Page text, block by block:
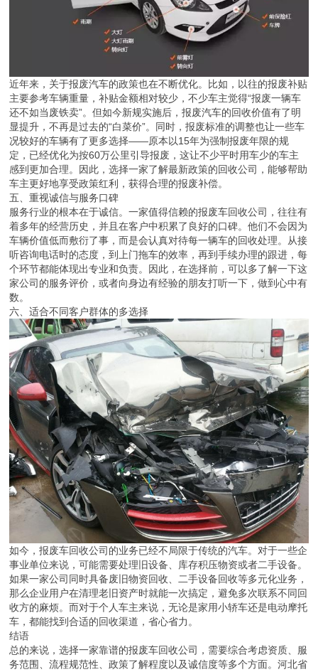
近年来，关于报废汽车的政策也在不断优化。比如，以往的报废补贴
主要参考车辆重量，补贴金额相对较少，不少车主觉得“报废一辆车
还不如当废铁卖”。但如今新规实施后，报废汽车的回收价值有了明
显提升，不再是过去的“白菜价”。同时，报废标准的调整也让一些车
况较好的车辆有了更多选择——原本以15年为强制报废年限的规
定，已经优化为按60万公里引导报废，这让不少平时用车少的车主
感到更加合理。因此，选择一家了解最新政策的回收公司，能够帮助
车主更好地享受政策红利，获得合理的报废补偿。
五、重视诚信与服务口碑
服务行业的根本在于诚信。一家值得信赖的报废车回收公司，往往有
着多年的经营历史，并且在客户中积累了良好的口碑。他们不会因为
车辆价值低而敷衍了事，而是会认真对待每一辆车的回收处理。从接
听咨询电话时的态度，到上门拖车的效率，再到手续办理的跟进，每
个环节都能体现出专业和负责。因此，在选择前，可以多了解一下这
家公司的服务评价，或者向身边有经验的朋友打听一下，做到心中有
数。
六、适合不同客户群体的多选择
如今，报废车回收公司的业务已经不局限于传统的汽车。对于一些企
事业单位来说，可能需要处理旧设备、库存积压物资或者二手设备。
如果一家公司同时具备废旧物资回收、二手设备回收等多元化业务，
那么企业用户在清理老旧资产时就能一次搞定，避免多次联系不同回
收方的麻烦。而对于个人车主来说，无论是家用小轿车还是电动摩托
车，都能找到合适的回收渠道，省心省力。
结语
总的来说，选择一家靠谱的报废车回收公司，需要综合考虑资质、服
务范围、流程规范性、政策了解程度以及诚信度等多个方面。河北省